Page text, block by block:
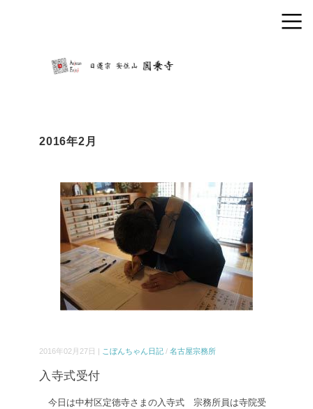
2016年2月
2016年02月27日 | こぼんちゃん日記 / 名古屋宗務所
入寺式受付
今日は中村区定徳寺さまの入寺式 宗務所員は寺院受